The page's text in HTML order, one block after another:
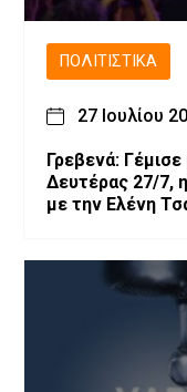
ΠΟΛΙΤΙΣΤΙΚΆ
27 Ιουλίου
Γρεβενά:
Δευτέρας 27/7,
με την Ελένη